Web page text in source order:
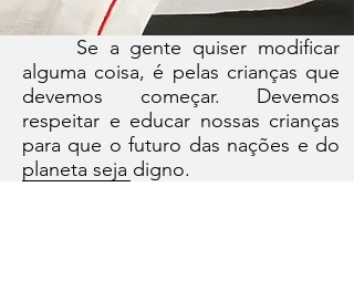
Se a gente quiser modificar
alguma coisa, é pelas crianças que
devemos começar. Devemos
respeitar e educar nossas crianças
para que o futuro das nações e do
planeta seja digno.